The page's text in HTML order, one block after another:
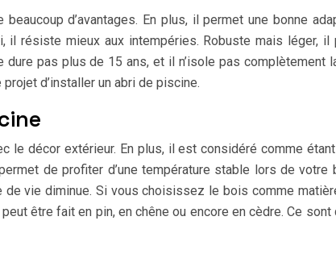
d’avantages. En plus, il permet une bonne
résiste mieux aux intempéries. Robuste mais léger,
pas plus de 15 ans, et il n’isole pas complètement
d’installer un abri de piscine.
décor extérieur. En plus, il est considéré comme
de profiter d’une température stable lors de votre
vie diminue. Si vous choisissez le bois comme
être fait en pin, en chêne ou encore en cèdre. Ce